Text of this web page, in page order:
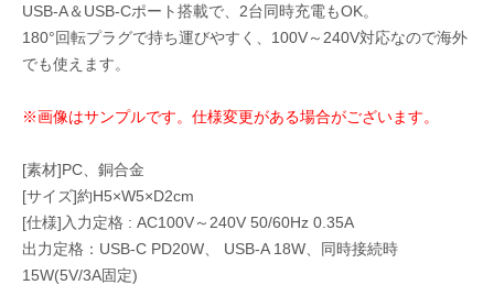
USB-A＆USB-Cポート搭載で、2台同時充電もOK。
180°回転プラグで持ち運びやすく、100V～240V対応なので海外
でも使えます。
※画像はサンプルです。仕様変更がある場合がございます。
[素材]PC、銅合金
[サイズ]約H5×W5×D2cm
[仕様]入力定格 : AC100V～240V 50/60Hz 0.35A
出力定格：USB-C PD20W、 USB-A 18W、同時接続時
15W(5V/3A固定)